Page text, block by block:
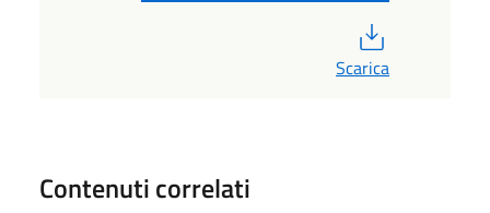
Scarica
Contenuti correlati